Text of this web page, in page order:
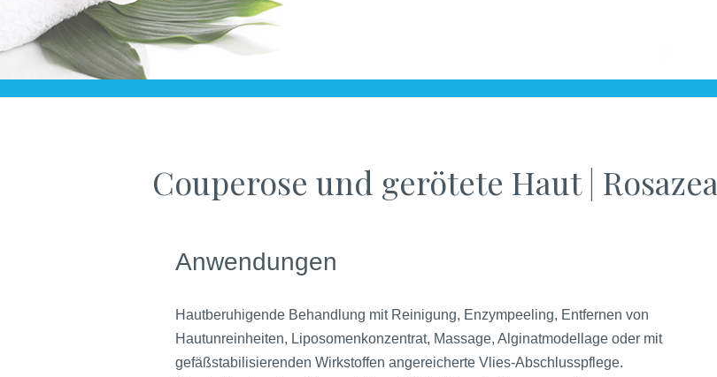
Couperose und gerötete Haut | Rosazea
Anwendungen
Hautberuhigende Behandlung mit Reinigung, Enzympeeling, Entfernen von
Hautunreinheiten, Liposomenkonzentrat, Massage, Alginatmodellage oder mit
gefäßstabilisierenden Wirkstoffen angereicherte Vlies-Abschlusspflege.